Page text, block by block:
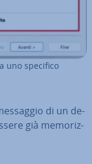
uno specifico
di un de­
già me­mo­riz­